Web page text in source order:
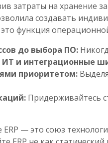
затраты на хранение
создавать
это функция
до выбора ПО:
и интеграционные
приоритетом:
Придерживайтесь
— это союз